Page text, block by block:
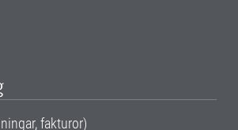
fakturor)